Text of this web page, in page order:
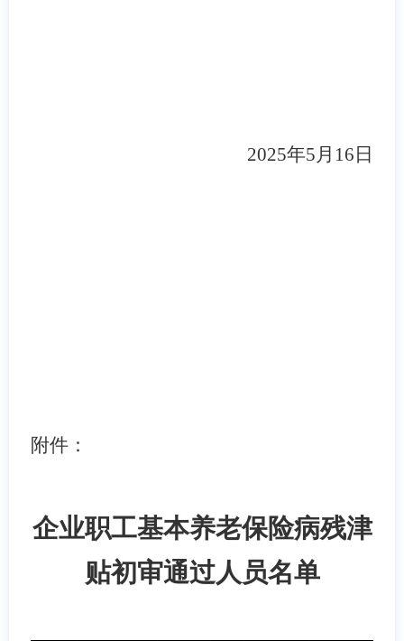
2025年5月 16 日
附件：
企业职工基本养老保险病残津
贴初审通过人员名单